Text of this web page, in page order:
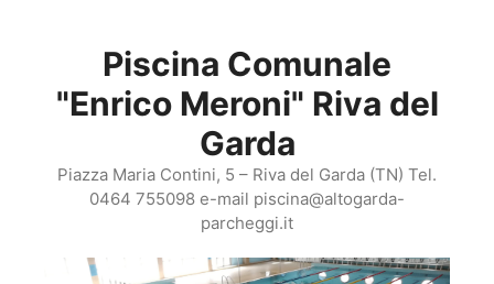
Piscina Comunale
"Enrico Meroni" Riva del
Garda
Piazza Maria Contini, 5 – Riva del Garda (TN) Tel.
0464 755098 e-mail piscina@altogarda-
parcheggi.it